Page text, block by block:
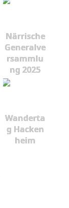
Närrische
Generalve
rsammlu
ng 2025
Wanderta
g Hacken
heim